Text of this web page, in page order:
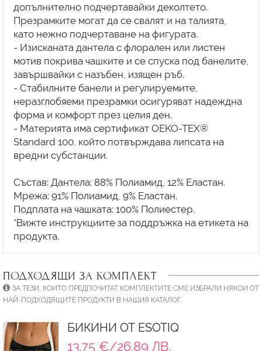
допълнително подчертавайки деколтето.
Презрамките могат да се свалят и на талията,
като нежно подчертаване на фигурата.
- Изисканата дантела с флорален или листен
мотив покрива чашките и се спуска под банелите,
завършвайки с назъбен, изящен ръб.
- Стабилните банели и регулируемите,
неразглобяеми презрамки осигуряват надеждна
форма и комфорт през целия ден.
- Материята има сертификат OEKO-TEX®
Standard 100, който потвърждава липсата на
вредни субстанции.
Състав: Дантела: 88% Полиамид, 12% Еластан.
Мрежа: 91% Полиамид, 9% Еластан.
Подплата на чашката: 100% Полиестер.
*Вижте инструкциите за поддръжка на етикета на
ПОДХОДЯЩИ ЗА КОМПЛЕКТ
ЗА ТЕЗИ, КОИТО ПРЕДПОЧИТАТ КОМПЛЕКТИТЕ СМЕ ИЗБРАЛИ НЯКОИ ОТ
НАЙ-ПОДХОДЯЩИТЕ ПРОДУКТИ В НАШИЯ КАТАЛОГ.
БИКИНИ ОТ ESOTIQ
13.75 €/26.89 ЛВ.